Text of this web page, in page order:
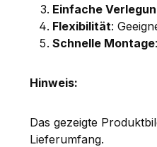
Einfache
Flexibilität:
Schnelle Montage
Hinweis:
Das gezeigte
Lieferumfang.